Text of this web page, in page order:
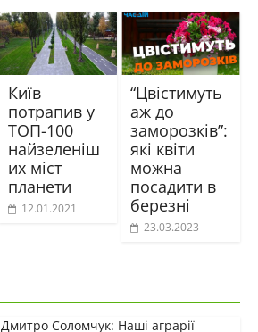
Київ
потрапив у
ТОП-100
найзеленіш
их міст
планети
12.01.2021
“Цвістимуть
аж до
заморозків”:
які квіти
можна
посадити в
березні
23.03.2023
Дмитро Соломчук: Наші аграрії